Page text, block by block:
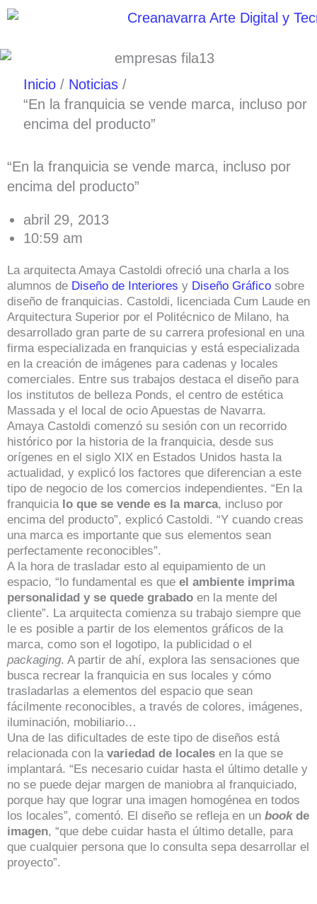
Ir
contenido
Inicio
Noticias
“En la franquicia se vende marca, incluso por
encima del producto”
“En la franquicia se vende marca, incluso por
encima del producto”
abril 29, 2013
10:59 am
La arquitecta Amaya Castoldi ofreció una charla a los
alumnos de Diseño de Interiores y Diseño Gráfico sobre
diseño de franquicias. Castoldi, licenciada Cum Laude en
Arquitectura Superior por el Politécnico de Milano, ha
desarrollado gran parte de su carrera profesional en una
firma especializada en franquicias y está especializada
en la creación de imágenes para cadenas y locales
comerciales. Entre sus trabajos destaca el diseño para
los institutos de belleza Ponds, el centro de estética
Massada y el local de ocio Apuestas de Navarra.
Amaya Castoldi comenzó su sesión con un recorrido
histórico por la historia de la franquicia, desde sus
orígenes en el siglo XIX en Estados Unidos hasta la
actualidad, y explicó los factores que diferencian a este
tipo de negocio de los comercios independientes. “En la
franquicia lo que se vende es la marca, incluso por
encima del producto”, explicó Castoldi. “Y cuando creas
una marca es importante que sus elementos sean
perfectamente reconocibles”.
A la hora de trasladar esto al equipamiento de un
espacio, “lo fundamental es que el ambiente imprima
personalidad y se quede grabado en la mente del
cliente”. La arquitecta comienza su trabajo siempre que
le es posible a partir de los elementos gráficos de la
marca, como son el logotipo, la publicidad o el
packaging. A partir de ahí, explora las sensaciones que
busca recrear la franquicia en sus locales y cómo
trasladarlas a elementos del espacio que sean
fácilmente reconocibles, a través de colores, imágenes,
iluminación, mobiliario…
Una de las dificultades de este tipo de diseños está
relacionada con la variedad de locales en la que se
implantará. “Es necesario cuidar hasta el último detalle y
no se puede dejar margen de maniobra al franquiciado,
porque hay que lograr una imagen homogénea en todos
los locales”, comentó. El diseño se refleja en un book de
imagen, “que debe cuidar hasta el último detalle, para
que cualquier persona que lo consulta sepa desarrollar el
proyecto”.